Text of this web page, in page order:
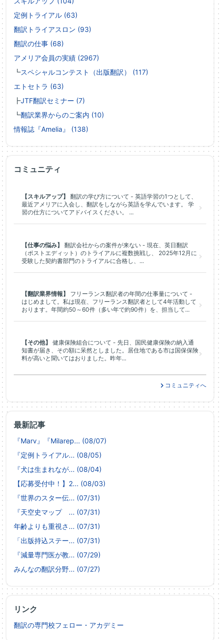
定例トライアル (63)
翻訳トライアスロン (93)
翻訳の仕事 (68)
アメリア会員の実績 (2967)
┗スペシャルコンテスト（出版翻訳） (117)
エトセトラ (63)
┣JTF翻訳セミナー (7)
┗翻訳業界からのご案内 (10)
情報誌『Amelia』 (138)
最新記事
『Marv』『Milarep... (08/07)
『定例トライアル... (08/05)
『犬は生まれなが... (08/04)
【応募受付中！】2... (08/03)
『世界のスター伝... (07/31)
『天空史マップ ... (07/31)
年齢よりも重視さ... (07/31)
「出版持込ステー... (07/31)
『減量専門医が教... (07/29)
みんなの翻訳分野... (07/27)
リンク
翻訳の専門校フェロー・アカデミー
コミュニティ
【スキルアップ】
翻訳の学び方について - 英語学習の1つとして、
最近アメリアに入会し、翻訳をしながら英語を学んでいます。 学
習の仕方についてアドバイスください。 ...
【仕事の悩み】
翻訳会社からの案件が来ない - 現在、英日翻訳
（ポストエディット）のトライアルに複数挑戦し、 2025年12月に
受験した契約書部門のトライアルに合格し、...
【翻訳業界情報】
フリーランス翻訳者の年間の仕事量について -
はじめまして。私は現在、フリーランス翻訳者として4年活動して
おります。年間約50～60件（多い年で約90件）を、担当して...
【その他】
健康保険組合について - 先日、国民健康保険の納入通
知書が届き、その額に呆然としました。居住地である市は国保保険
料が高いと聞いてはおりました。昨年...
コミュニティへ